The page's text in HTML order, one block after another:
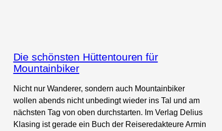
Die schönsten Hüttentouren für
Mountainbiker
Nicht nur Wanderer, sondern auch Mountainbiker
wollen abends nicht unbedingt wieder ins Tal und am
nächsten Tag von oben durchstarten. Im Verlag Delius
Klasing ist gerade ein Buch der Reiseredakteure Armin